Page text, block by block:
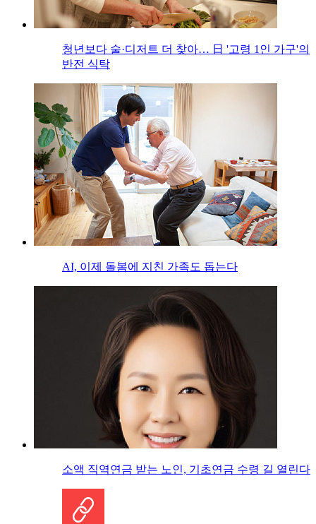
청년보다 술·디저트 더 찾아… 日 '고령 1인 가구'의
반전 식탁
AI, 이제 돌봄에 지친 가족도 돕는다
소액 직역연금 받는 노인, 기초연금 수령 길 열린다